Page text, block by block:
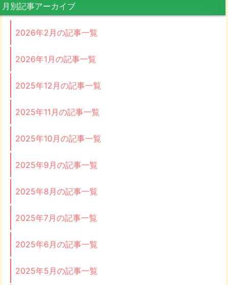
月別記事アーカイブ
2026年2月の記事一覧
2026年1月の記事一覧
2025年12月の記事一覧
2025年11月の記事一覧
2025年10月の記事一覧
2025年9月の記事一覧
2025年8月の記事一覧
2025年7月の記事一覧
2025年6月の記事一覧
2025年5月の記事一覧